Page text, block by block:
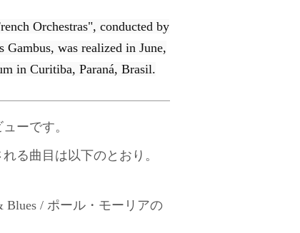
Orchestras", conducted by
was realized in June,
in Curitiba, Paraná, Brasil.
ーです。
る曲目は以下のとおり。
Blues / ポール・モーリアの